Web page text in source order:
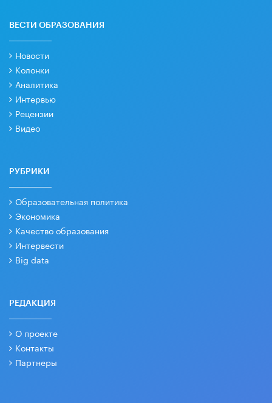
ВЕСТИ ОБРАЗОВАНИЯ
Новости
Колонки
Аналитика
Интервью
Рецензии
Видео
РУБРИКИ
Образовательная политика
Экономика
Качество образования
Интервести
Big data
РЕДАКЦИЯ
О проекте
Контакты
Партнеры